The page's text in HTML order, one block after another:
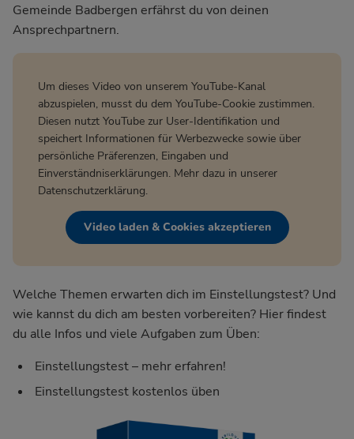
Gemeinde Badbergen erfährst du von deinen
Ansprechpartnern.
Um dieses Video von unserem YouTube-Kanal
abzuspielen, musst du dem YouTube-Cookie zustimmen.
Diesen nutzt YouTube zur User-Identifikation und
speichert Informationen für Werbezwecke sowie über
persönliche Präferenzen, Eingaben und
Einverständniserklärungen. Mehr dazu in unserer
Datenschutzerklärung.
Video laden & Cookies akzeptieren
Welche Themen erwarten dich im Einstellungstest? Und
wie kannst du dich am besten vorbereiten? Hier findest
du alle Infos und viele Aufgaben zum Üben:
Einstellungstest – mehr erfahren!
Einstellungstest kostenlos üben